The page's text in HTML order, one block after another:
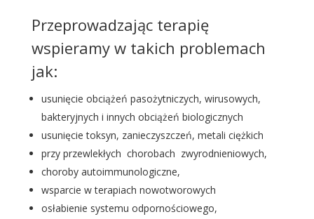
Przeprowadzając terapię
wspieramy w takich problemach
jak:
usunięcie obciążeń pasożytniczych, wirusowych,
bakteryjnych i innych obciążeń biologicznych
usunięcie toksyn, zanieczyszczeń, metali ciężkich
przy przewlekłych chorobach zwyrodnieniowych,
choroby autoimmunologiczne,
wsparcie w terapiach nowotworowych
osłabienie systemu odpornościowego,